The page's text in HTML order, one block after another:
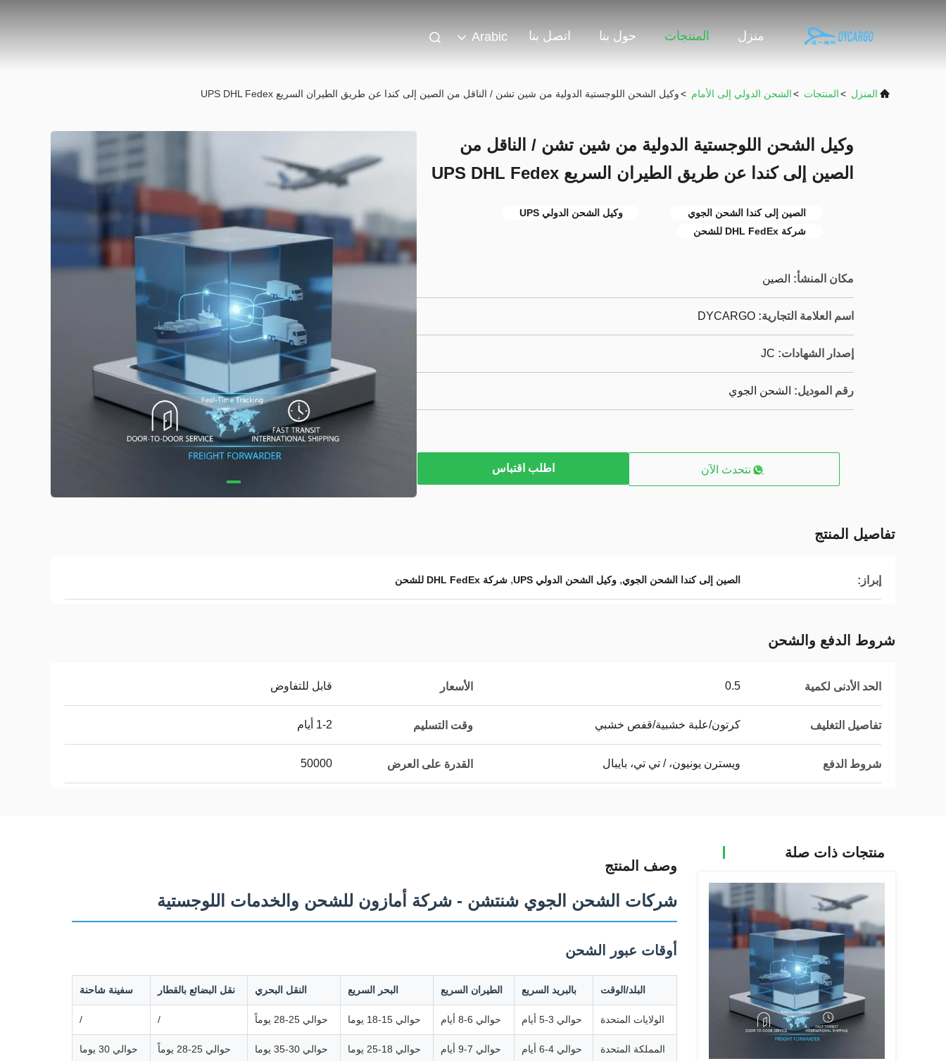
منزل المنتجات حول بنا اتصل بنا Arabic
المنزل >المنتجات >الشحن الدولي إلى الأمام >وكيل الشحن اللوجستية الدولية من شين تشن / الناقل من الصين إلى كندا عن طريق الطيران السريع UPS DHL Fedex
وكيل الشحن اللوجستية الدولية من شين تشن / الناقل من
الصين إلى كندا عن طريق الطيران السريع UPS DHL Fedex
الصين إلى كندا الشحن الجوي
وكيل الشحن الدولي UPS
شركة DHL FedEx للشحن
مكان المنشأ: الصين
اسم العلامة التجارية: DYCARGO
إصدار الشهادات: JC
رقم الموديل: الشحن الجوي
نتحدث الآن اطلب اقتباس
تفاصيل المنتج
إبراز: الصين إلى كندا الشحن الجوي, وكيل الشحن الدولي UPS , شركة DHL FedEx للشحن
شروط الدفع والشحن
الحد الأدنى لكمية 0.5 الأسعار قابل للتفاوض
تفاصيل التغليف كرتون/علبة خشبية/قفص خشبي وقت التسليم 1-2 أيام
شروط الدفع ويسترن يونيون، / تي تي، بايبال القدرة على العرض 50000
منتجات ذات صلة
وصف المنتج
شركات الشحن الجوي شنتشن - شركة أمازون للشحن والخدمات اللوجستية
أوقات عبور الشحن
البلد/الوقت بالبريد السريع الطيران السريع البحر السريع النقل البحري نقل البضائع بالقطار سفينة شاحنة
الولايات المتحدة حوالي 3-5 أيام حوالي 6-8 أيام حوالي 15-18 يوما حوالي 25-28 يوماً /
/
المملكة المتحدة حوالي 4-6 أيام حوالي 7-9 أيام حوالي 18-25 يوما حوالي 30-35 يوما حوالي 25-28 يوماً حوالي 30 يوما